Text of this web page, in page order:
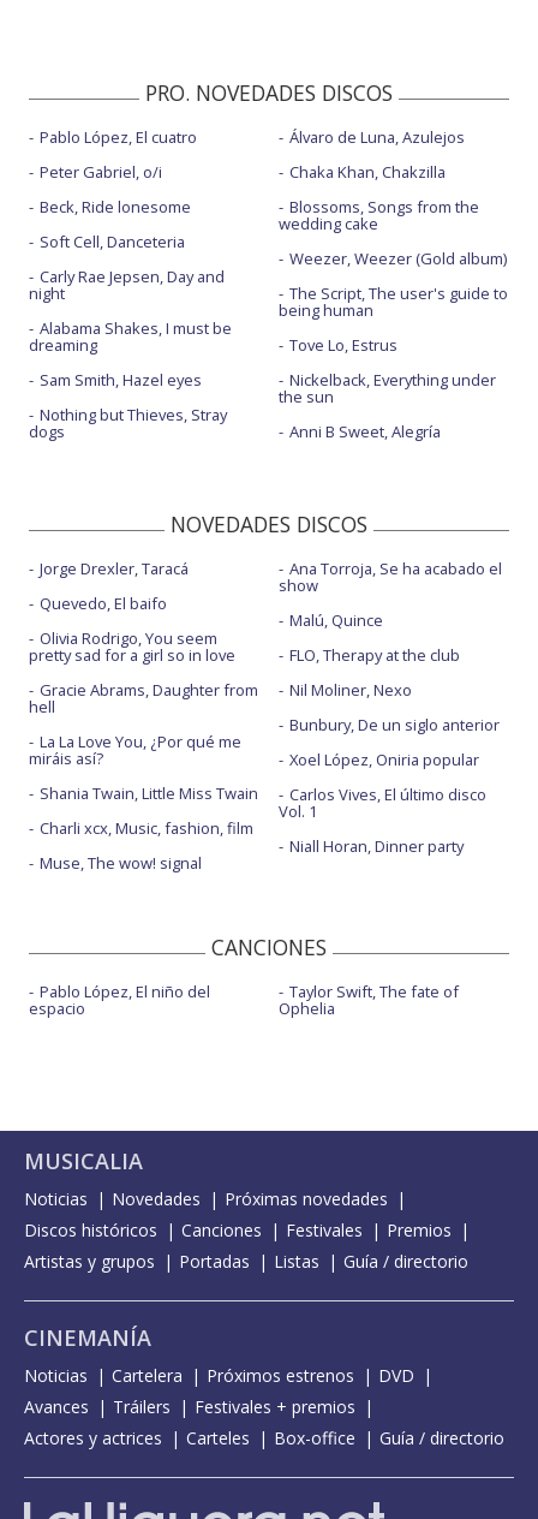
PRO. NOVEDADES DISCOS
Pablo López, El cuatro
Peter Gabriel, o/i
Beck, Ride lonesome
Soft Cell, Danceteria
Carly Rae Jepsen, Day and
night
Alabama Shakes, I must be
dreaming
Sam Smith, Hazel eyes
Nothing but Thieves, Stray
dogs
Álvaro de Luna, Azulejos
Chaka Khan, Chakzilla
Blossoms, Songs from the
wedding cake
Weezer, Weezer (Gold album)
The Script, The user's guide to
being human
Tove Lo, Estrus
Nickelback, Everything under
the sun
Anni B Sweet, Alegría
NOVEDADES DISCOS
Jorge Drexler, Taracá
Quevedo, El baifo
Olivia Rodrigo, You seem
pretty sad for a girl so in love
Gracie Abrams, Daughter from
hell
La La Love You, ¿Por qué me
miráis así?
Shania Twain, Little Miss Twain
Charli xcx, Music, fashion, film
Muse, The wow! signal
Ana Torroja, Se ha acabado el
show
Malú, Quince
FLO, Therapy at the club
Nil Moliner, Nexo
Bunbury, De un siglo anterior
Xoel López, Oniria popular
Carlos Vives, El último disco
Vol. 1
Niall Horan, Dinner party
CANCIONES
Pablo López, El niño del
espacio
Taylor Swift, The fate of
Ophelia
MUSICALIA
Noticias Novedades
Próximas novedades
Discos históricos
Canciones Festivales
Premios
Artistas y grupos
Portadas Listas Guía / directorio
CINEMANÍA
Noticias Cartelera Próximos estrenos
DVD
Avances
Tráilers
Festivales + premios
Actores y actrices
Carteles Box-office Guía / directorio